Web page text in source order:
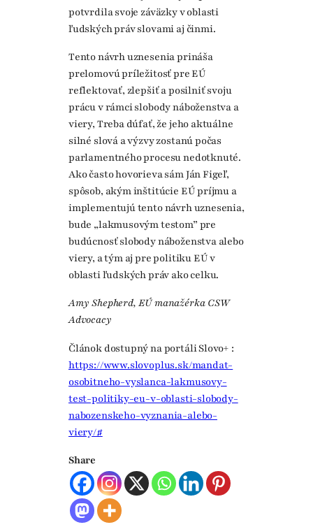
potvrdila svoje záväzky v oblasti
ľudských práv slovami aj činmi.
Tento návrh uznesenia prináša
prelomovú príležitosť pre EÚ
reflektovať, zlepšiť a posilniť svoju
prácu v rámci slobody náboženstva a
viery, Treba dúfať, že jeho aktuálne
silné slová a výzvy zostanú počas
parlamentného procesu nedotknuté.
Ako často hovorieva sám Ján Figeľ,
spôsob, akým inštitúcie EÚ príjmu a
implementujú tento návrh uznesenia,
bude „lakmusovým testom” pre
budúcnosť slobody náboženstva alebo
viery, a tým aj pre politiku EÚ v
oblasti ľudských práv ako celku.
Amy Shepherd, EÚ manažérka CSW
Advocacy
Článok dostupný na portáli Slovo+ :
https://www.slovoplus.sk/mandat-
osobitneho-vyslanca-lakmusovy-
test-politiky-eu-v-oblasti-slobody-
nabozenskeho-vyznania-alebo-
viery/#
Share